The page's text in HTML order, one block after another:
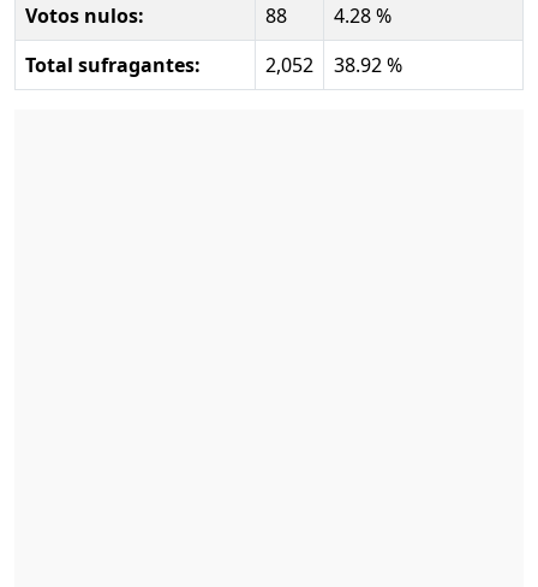
Votos nulos:
88
4.28 %
Total sufragantes:
2,052 38.92 %